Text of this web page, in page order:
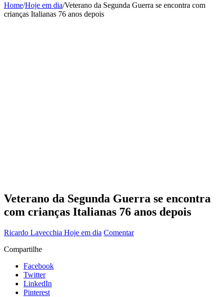
Home/Hoje em dia/Veterano da Segunda Guerra se encontra com
crianças Italianas 76 anos depois
Veterano da Segunda Guerra se encontra
com crianças Italianas 76 anos depois
Ricardo Lavecchia Hoje em dia Comentar
Compartilhe
Facebook
Twitter
LinkedIn
Pinterest